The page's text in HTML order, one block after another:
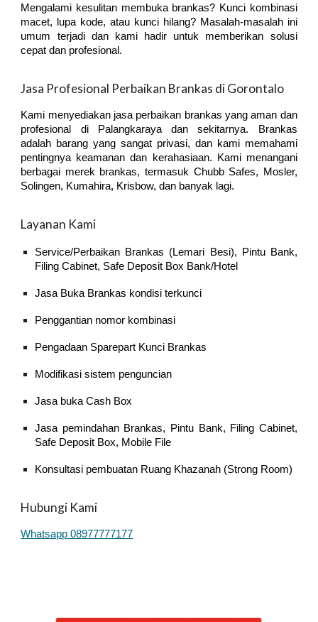
Mengalami kesulitan membuka brankas? Kunci kombinasi
macet, lupa kode, atau kunci hilang? Masalah-masalah ini
umum terjadi dan kami hadir untuk memberikan solusi
cepat dan profesional.
Jasa Profesional Perbaikan Brankas diGorontalo
Kami menyediakan jasa perbaikan brankas yang aman dan
profesional di Palangkaraya dan sekitarnya. Brankas
adalah barang yang sangat privasi, dan kami memahami
pentingnya keamanan dan kerahasiaan. Kami menangani
berbagai merek brankas, termasuk Chubb Safes, Mosler,
Solingen, Kumahira, Krisbow, dan banyak lagi.
Layanan Kami
Service/Perbaikan Brankas (Lemari Besi), Pintu Bank,
Filing Cabinet, Safe Deposit Box Bank/Hotel
Jasa Buka Brankas kondisi terkunci
Penggantian nomor kombinasi
Pengadaan Sparepart Kunci Brankas
Modifikasi sistem penguncian
Jasa buka Cash Box
Jasa pemindahan Brankas, Pintu Bank, Filing Cabinet,
Safe Deposit Box, Mobile File
Konsultasi pembuatan Ruang Khazanah (Strong Room)
Hubungi Kami
Whatsapp 08977777177